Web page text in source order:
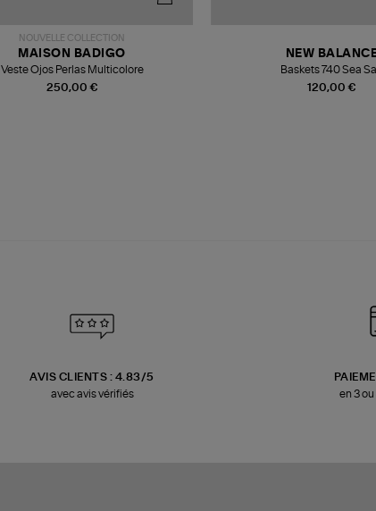
NOUVELLE COLLECTION
250,00 €
MAISON BADIGO
Veste Ojos Perlas Multicolore
120,00 €
NEW
Baskets 740 Sea
AVIS CLIENTS : 4.83/5
avec avis vérifiés
en 3